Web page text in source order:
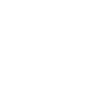
期钢铁行业发展的
年开始全面跟进
钢铁行业规划指导
性的建议，为钢铁
容和研究成果。
铂行业市场海量的
析、传递，为客户
服务，最大限度地
把握投资机遇，提
普华长期对铂行